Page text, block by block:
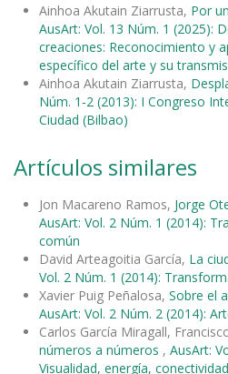
Ainhoa Akutain Ziarrusta, Por
AusArt: Vol. 13 Núm. 1 (2025):
creaciones: Reconocimiento y
específico del arte y su
Ainhoa Akutain Ziarrusta,
Núm. 1-2 (2013): I Congreso
Ciudad (Bilbao)
Artículos similares
Jon Macareno Ramos, Jorge
AusArt: Vol. 2 Núm. 1 (2014):
común
David Arteagoitia García, La
Vol. 2 Núm. 1 (2014):
Xavier Puig Peñalosa, Sobre el
AusArt: Vol. 2 Núm. 2 (2014):
Carlos García Miragall,
números a números , AusArt:
Visualidad, energía, conectividad